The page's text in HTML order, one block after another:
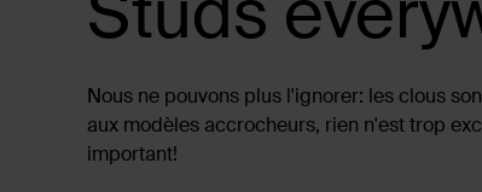
Nous ne pouvons plus l'ignorer: les clous
aux modèles accrocheurs, rien n'est trop
important!